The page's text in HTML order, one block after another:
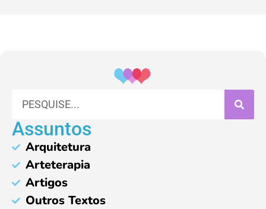
Assuntos
Arquitetura
Arteterapia
Artigos
Outros Textos